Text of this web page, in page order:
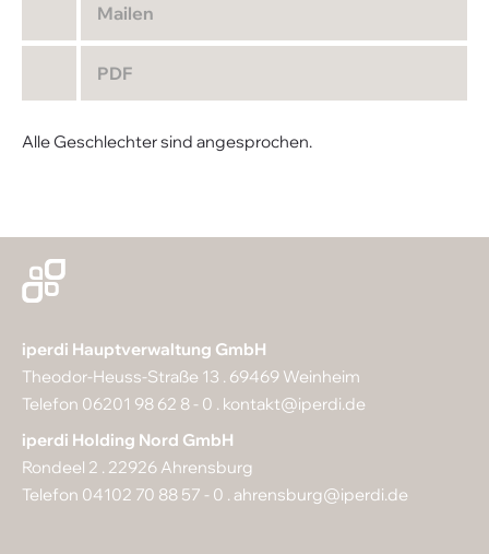
Mailen
PDF
Alle Geschlechter sind angesprochen.
iperdi Hauptverwaltung GmbH
Theodor-Heuss-Straße 13 . 69469 Weinheim
Telefon 06201 98 62 8 - 0 . kontakt@iperdi.de
iperdi Holding Nord GmbH
Rondeel 2 . 22926 Ahrensburg
Telefon 04102 70 88 57 - 0 . ahrensburg@iperdi.de